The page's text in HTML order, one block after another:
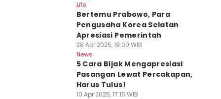
Life
Bertemu Prabowo, Para
Pengusaha Korea Selatan
Apresiasi Pemerintah
28 Apr 2025, 19:00 WIB
News
5 Cara Bijak Mengapresiasi
Pasangan Lewat Percakapan,
Harus Tulus!
10 Apr 2025, 17:15 WIB